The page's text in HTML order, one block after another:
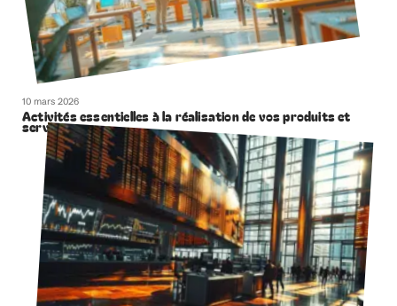
10 mars 2026
Activités essentielles à la réalisation de vos produits et
services